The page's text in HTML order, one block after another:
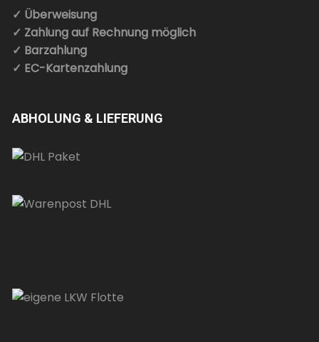
✓ Überweisung
✓ Zahlung auf Rechnung möglich
✓ Barzahlung
✓ EC-Kartenzahlung
ABHOLUNG & LIEFERUNG